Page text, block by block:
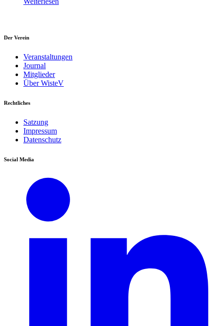
Der Verein
Veranstaltungen
Journal
Mitglieder
Über WisteV
Rechtliches
Satzung
Impressum
Datenschutz
Social Media